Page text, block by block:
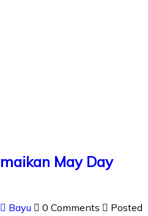
May Day
Bayu 0 Comments
Posted